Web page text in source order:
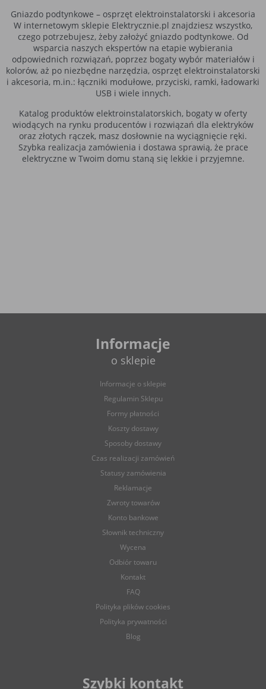
Gniazdo podtynkowe – osprzęt elektroinstalatorski i akcesoria
W internetowym sklepie Elektrycznie.pl znajdziesz wszystko,
czego potrzebujesz, żeby założyć gniazdo podtynkowe. Od
wsparcia naszych ekspertów na etapie wybierania
odpowiednich rozwiązań, poprzez bogaty wybór materiałów i
kolorów, aż po niezbędne narzędzia, osprzęt elektroinstalatorski
i akcesoria, m.in.: łączniki modułowe, przyciski, ramki, ładowarki
USB i wiele innych.
Katalog produktów elektroinstalatorskich, bogaty w oferty
wiodących na rynku producentów i rozwiązań dla elektryków
oraz złotych rączek, masz dosłownie na wyciągnięcie ręki.
Szybka realizacja zamówienia i dostawa sprawią, że prace
elektryczne w Twoim domu staną się lekkie i przyjemne.
Informacje
o sklepie
Informacje o sklepie
Regulamin Sklepu
Formy płatności
Koszty dostawy
Sposoby dostawy
Czas realizacji zamówień
Statusy zamówienia
Reklamacje
Zwroty towarów
Konto bankowe
Słownik techniczny
Wycena
Odbiór towaru
Kontakt
FAQ
Polityka plików cookies
Polityka prywatności
Blog
Szybki kontakt